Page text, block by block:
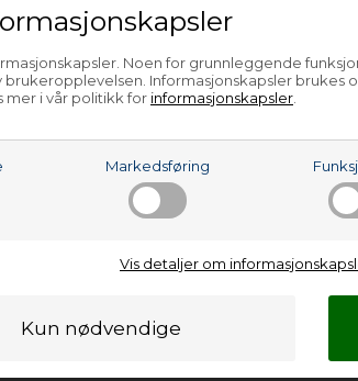
Noen for grunnleggende
Informasjonskapsler brukes
mer i vår politikk for informasjonskapsler
Markedsføring
Vis detaljer om
P01 - 911435012-01
P02 - 911435016-02
P05 - 911435016-05
P06 - 911435016-06
P00 - 911435025-00
P02 - 911436026-02
P02 - 911436038-02
P05 - 911436038-05
P06 - 911436038-06